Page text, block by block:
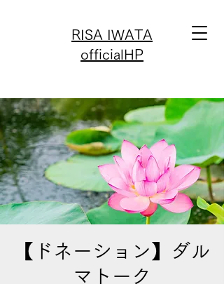
RISA IWATA
officialHP
【ドネーション】ダル
マトーク